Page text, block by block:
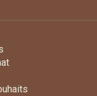
Mon panier d'achat